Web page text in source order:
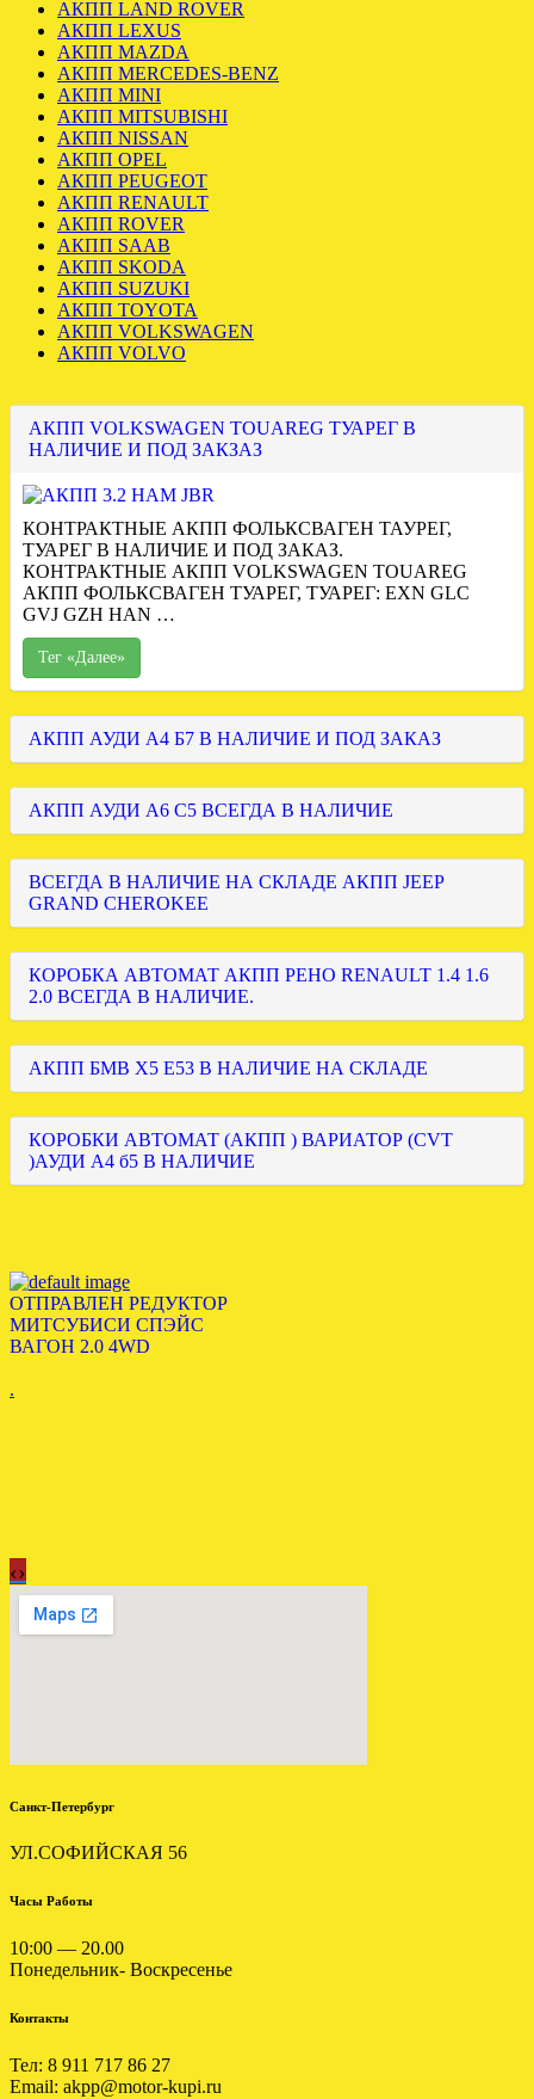
АКПП LAND ROVER
АКПП LEXUS
АКПП MAZDA
АКПП MERCEDES-BENZ
АКПП MINI
АКПП MITSUBISHI
АКПП NISSAN
АКПП OPEL
АКПП PEUGEOT
АКПП RENAULT
АКПП ROVER
АКПП SAAB
АКПП SKODA
АКПП SUZUKI
АКПП TOYOTA
АКПП VOLKSWAGEN
АКПП VOLVO
АКПП VOLKSWAGEN TOUAREG ТУАРЕГ В
НАЛИЧИЕ И ПОД ЗАКЗАЗ
КОНТРАКТНЫЕ АКПП ФОЛЬКСВАГЕН ТАУРЕГ,
ТУАРЕГ В НАЛИЧИЕ И ПОД ЗАКАЗ.
КОНТРАКТНЫЕ АКПП VOLKSWAGEN TOUAREG
АКПП ФОЛЬКСВАГЕН ТУАРЕГ, ТУАРЕГ: EXN GLC
GVJ GZH HAN …
Тег «Далее»
АКПП АУДИ А4 Б7 В НАЛИЧИЕ И ПОД ЗАКАЗ
АКПП АУДИ А6 С5 ВСЕГДА В НАЛИЧИЕ
ВСЕГДА В НАЛИЧИЕ НА СКЛАДЕ АКПП JEEP
GRAND CHEROKEE
КОРОБКА АВТОМАТ АКПП РЕНО RENAULT 1.4 1.6
2.0 ВСЕГДА В НАЛИЧИЕ.
АКПП БМВ Х5 Е53 В НАЛИЧИЕ НА СКЛАДЕ
КОРОБКИ АВТОМАТ (АКПП ) ВАРИАТОР (CVT
)АУДИ А4 б5 В НАЛИЧИЕ
ОТПРАВЛЕН РЕДУКТОР
МИТСУБИСИ СПЭЙС
ВАГОН 2.0 4WD
.
ОТПРАВЛЕНА АКПП
ДЖИП ГРАНД ЧЕРОКИ 3.0
РОБОТ РЕНО СЦЕНИК 1.5
.
‹›
Санкт-Петербург
УЛ.СОФИЙСКАЯ 56
Часы Работы
10:00 — 20.00
Понедельник- Воскресенье
Контакты
Тел: 8 911 717 86 27
Email: akpp@motor-kupi.ru